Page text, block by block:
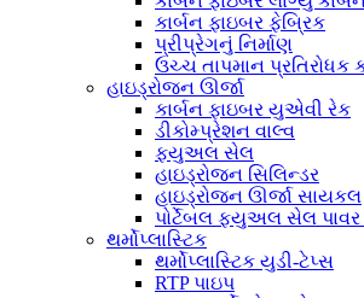
કાર્બન ફાઇબર ફેબ્રિક
પ્રીપ્રેગનું નિર્માણ
ઉચ્ચ તાપમાન પ્રતિરોધક
હાઇડ્રોજન ઊર્જા
કાર્બન ફાઇબર યુએવી રેક
ડીકોમ્પ્રેશન વાલ્વ
ફ્યુઅલ સેલ
હાઇડ્રોજન સિલિન્ડર
હાઇડ્રોજન ઊર્જા સાયકલ
પોર્ટેબલ ફ્યુઅલ સેલ
થર્મોપ્લાસ્ટિક
થર્મોપ્લાસ્ટિક યુડી-ટેપ્સ
RTP પાઇપ